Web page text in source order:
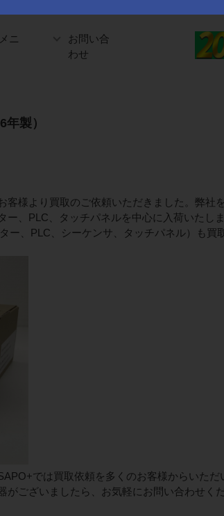
ニ
お問い合
わせ
製）
様より買取のご依頼いただきました。弊社
、PLC、タッチパネルを中心に入荷いたしま
ー、PLC、シーケンサ、タッチパネル）も買
では買取依頼を多くのお客様からいただ
ございましたら、お気軽にお問い合わせくだ